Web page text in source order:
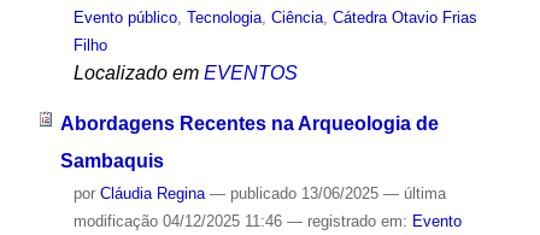
Evento público, Tecnologia, Ciência, Cátedra Otavio Frias
Filho
Localizado em EVENTOS
Abordagens Recentes na Arqueologia de
Sambaquis
por Cláudia Regina — publicado13/06/2025 — última
modificação04/12/2025 11:46 — registrado em: Evento